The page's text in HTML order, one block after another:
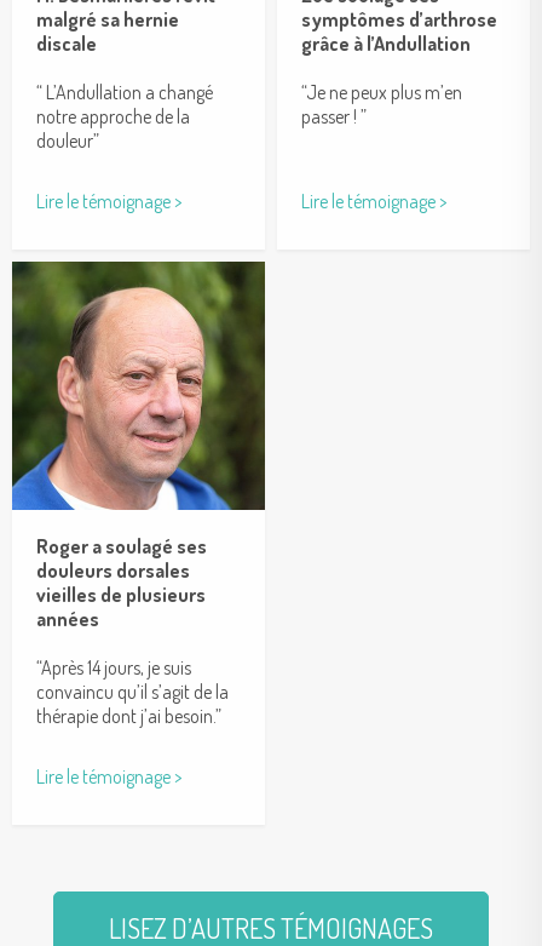
malgré sa hernie
discale
“ L’Andullation a changé
notre approche de la
douleur”
Lire le témoignage >
symptômes d’arthrose
grâce à l’Andullation
“Je ne peux plus m’en
passer ! ”
Lire le témoignage >
Roger a soulagé ses
douleurs dorsales
vieilles de plusieurs
années
“Après 14 jours, je suis
convaincu qu’il s’agit de la
thérapie dont j’ai besoin.”
Lire le témoignage >
LISEZ D’AUTRES TÉMOIGNAGES